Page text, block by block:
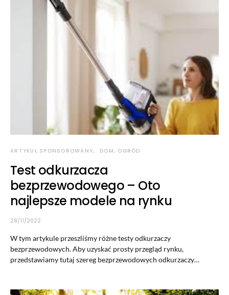
ARTYKUŁ SPONSOROWANY DOM, OGRÓD
Test odkurzacza
bezprzewodowego – Oto
najlepsze modele na rynku
28/11/2022
W tym artykule przeszliśmy różne testy odkurzaczy
bezprzewodowych. Aby uzyskać prosty przegląd rynku,
przedstawiamy tutaj szereg bezprzewodowych odkurzaczy…